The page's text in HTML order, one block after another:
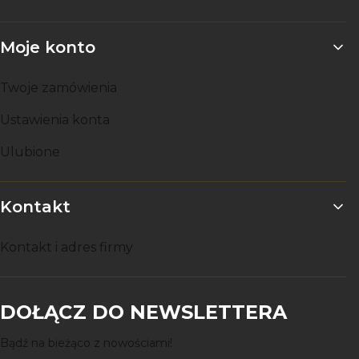
Moje konto
Twoje zamówienia
Ustawienia konta
Ulubione
Kontakt
Kontakt i adres firmy
DOŁĄCZ DO NEWSLETTERA
Bądź na bieżąco z nowościami!